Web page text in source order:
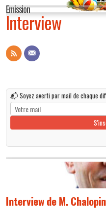
Emission
Interview
📬 Soyez averti par mail de chaque
Interview de M.